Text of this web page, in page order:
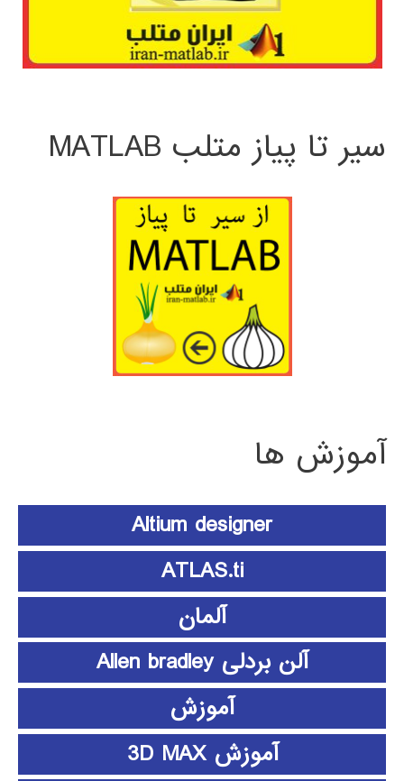
سیر تا پیاز متلب MATLAB
آموزش ها
Altium designer
ATLAS.ti
آلمان
آلن بردلی Allen bradley
آموزش
آموزش 3D MAX